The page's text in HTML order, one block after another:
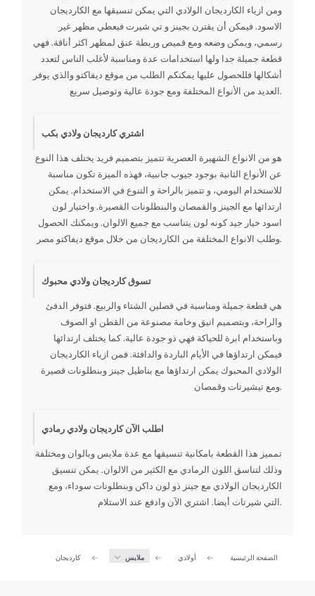
ومن ازياء الكارديجان الولادي التي يمكن تنسيقها مع الكارديجان
الاسود. فيمكن أن يقترن بجينز و تي شيرت فيعطي مظهر غير
رسمي، ويمكن وضعه ومع قميص وربطة عنق لمظهر اكثر أناقة. فهي
قطعة جميلة جدا ولها استخدامات عدة ومناسبة لأغلب الناس لتعدد
أشكالها فللحصول عليها يمكنكم الطلب من موقع ديفاكتو والذي يوفر
العديد من الأنواع المختلفة ومع جودة عالية وتوصيل سريع.
اشتري كارديجان ولادي بكب
هو من الانواع الشهيرة العصرية تتميز بتصميم فريد يختلف هذا النوع
عن الأنواع الثانية بوجود جيوب جانبية، فهذه الميزة تكون مناسبة
للاستخدام اليومي، و تتميز بالراحة و التنوع في الاستخدام. يمكن
ارتدائها مع الجينز والقمصان والبنطلونات القصيرة. واختيار لون
اسود خيار جيد كونه لون يتناسب مع جميع الالوان. ويمكنك الحصول
وطلب الانواع المختلفة من الكارديجان من خلال موقع ديفاكتو مصر.
تسوق كارديجان ولادي محبوك
هي قطعة جميلة ومناسبة في فصلين الشتاء والربيع. فتوفر الدفئ
والراحة، وبتصميم انيق وخامة مصنوعة من القطن او الصوف
وباستخدام ابرة للحياكة فهي ذو جودة عالية. كما يختلف ارتدائها
فيمكن ارتداؤها في الأيام الباردة والدافئة. فمن ازياء الكارديجان
الولادي المحبوك يمكن ارتداؤها مع بناطيل جينز وبنطلونات قصيرة
ومع تيشيرتات وقمصان.
اطلب الآن كارديجان ولادي رمادي
تمميز هذا القطعة بامكانية تنسيقها مع عدة ملابس وبالوان ومختلفة
وذلك لتناسق اللون الرمادي مع الكثير من الالوان. يمكن تنسيق
الكارديجان الولادي مع جينز ذو لون داكن وبنطلونات سوداء، ومع
التي شيرتات أيضا. اشتري الآن وادفع عند الاستلام.
الصفحة الرئيسية أولادي ملابس كارديجان